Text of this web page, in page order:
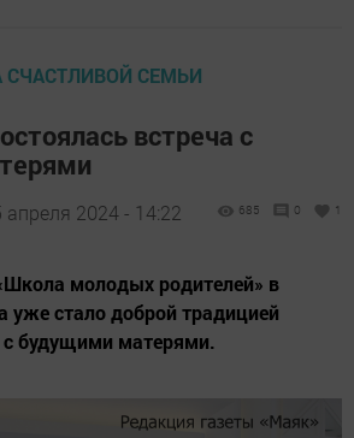
СЕМЬИ
встреча с
апреля 2024 - 14:22 685 0 1
молодых родителей» в
уже стало доброй традицией
с будущими матерями.